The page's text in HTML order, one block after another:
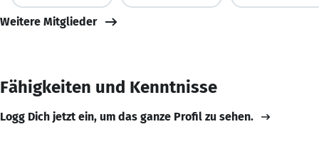
Weitere Mitglieder
Fähigkeiten und Kenntnisse
Logg Dich jetzt ein, um das ganze Profil zu sehen.